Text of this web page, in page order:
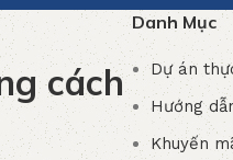
cách
Danh Mục
Dự án
Hướng
Khuyến